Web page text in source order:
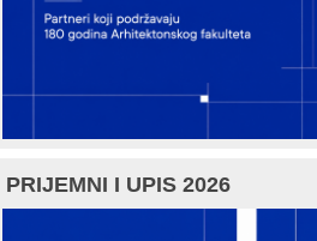
PRIJEMNI I UPIS 2026